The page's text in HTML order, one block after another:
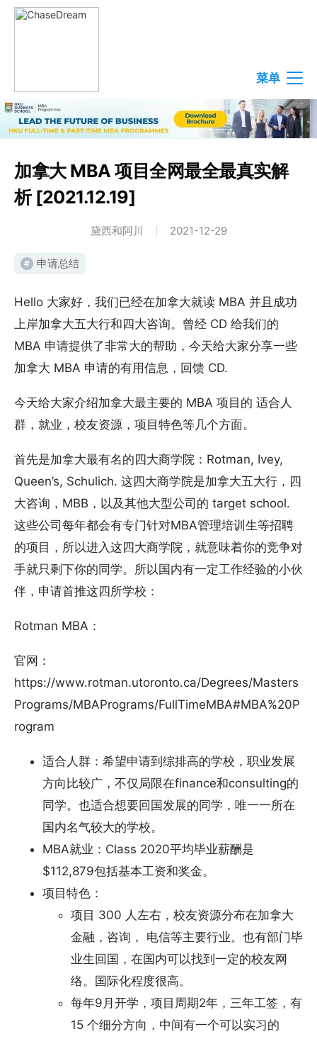
菜单
加拿大 MBA 项目全网最全最真实解
析 [2021.12.19]
黛西和阿川 2021-12-29
# 申请总结
Hello 大家好，我们已经在加拿大就读 MBA 并且成功
上岸加拿大五大行和四大咨询。曾经 CD 给我们的
MBA 申请提供了非常大的帮助，今天给大家分享一些
加拿大 MBA 申请的有用信息，回馈 CD.
今天给大家介绍加拿大最主要的 MBA 项目的 适合人
群，就业，校友资源，项目特色等几个方面。
首先是加拿大最有名的四大商学院：Rotman, Ivey,
Queen’s, Schulich. 这四大商学院是加拿大五大行，四
大咨询，MBB，以及其他大型公司的 target school.
这些公司每年都会有专门针对MBA管理培训生等招聘
的项目，所以进入这四大商学院，就意味着你的竞争对
手就只剩下你的同学。所以国内有一定工作经验的小伙
伴，申请首推这四所学校：
Rotman MBA：
官网：
https://www.rotman.utoronto.ca/Degrees/Masters
Programs/MBAPrograms/FullTimeMBA#MBA%20P
rogram
适合人群：希望申请到综排高的学校，职业发展
方向比较广，不仅局限在finance和consulting的
同学。也适合想要回国发展的同学，唯一一所在
国内名气较大的学校。
MBA就业：Class 2020平均毕业薪酬是
$112,879包括基本工资和奖金。
项目特色：
项目 300 人左右，校友资源分布在加拿大
金融，咨询， 电信等主要行业。也有部门毕
业生回国，在国内可以找到一定的校友网
络。国际化程度很高。
每年9月开学，项目周期2年，三年工签，有
15 个细分方向，中间有一个可以实习的